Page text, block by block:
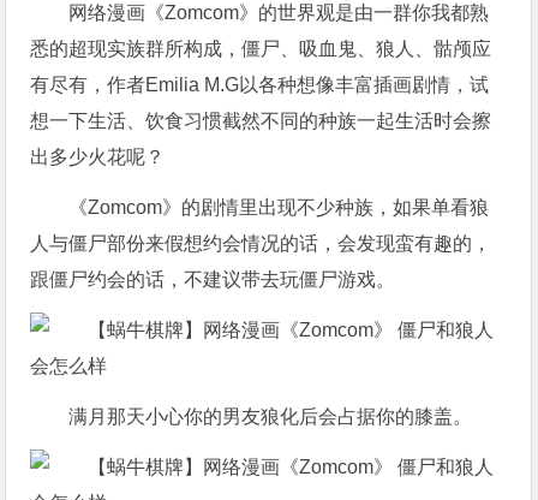
网络漫画《Zomcom》的世界观是由一群你我都熟
悉的超现实族群所构成，僵尸、吸血鬼、狼人、骷颅应
有尽有，作者Emilia M.G以各种想像丰富插画剧情，试
想一下生活、饮食习惯截然不同的种族一起生活时会擦
出多少火花呢？
《Zomcom》的剧情里出现不少种族，如果单看狼
人与僵尸部份来假想约会情况的话，会发现蛮有趣的，
跟僵尸约会的话，不建议带去玩僵尸游戏。
满月那天小心你的男友狼化后会占据你的膝盖。